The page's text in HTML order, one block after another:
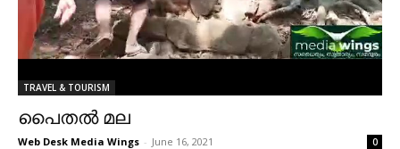
TRAVEL & TOURISM
പൈതൽ മല
Web Desk Media Wings - June 16, 2021 0